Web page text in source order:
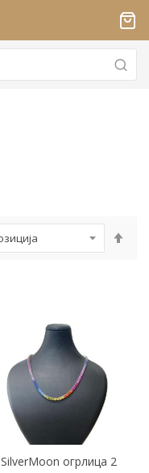
SilverMoon огрлица 2